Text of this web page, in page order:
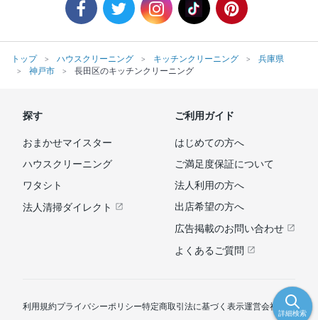
トップ ハウスクリーニング キッチンクリーニング
兵庫県
神戸市
長田区のキッチンクリーニング
詳細検索
探す
おまかせマイスター
ハウスクリーニング
ワタシト
法人清掃ダイレクト
ご利用ガイド
はじめての方へ
ご満足度保証について
法人利用の方へ
出店希望の方へ
広告掲載のお問い合わせ
よくあるご質問
利用規約プライバシーポリシー特定商取引法に基づく表示運営会社